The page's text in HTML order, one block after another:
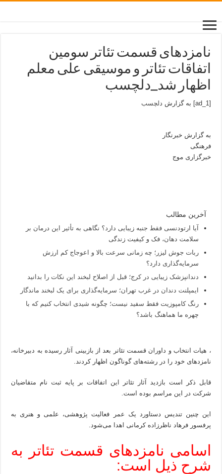
نامزدهای قسمت تئاتر سومین
اتفاقات تئاتر و موسیقی علی معلم
اظهار شد_دلچسب
[ad_1] به گزارش دلچسب
به گزارش خبرنگار
فرهنگی
خبرگزاری موج
آخرین مطالب
آیا ارتودنسی فقط جنبه زیبایی دارد؟ نگاهی به تأثیر این درمان بر
سلامت دهان، فک و کیفیت زندگی
ربات جوش لیزر؛ چه زمانی سرعت بالا و اعوجاج کم ارزش
سرمایه‌گذاری دارد؟
دندانپزشک زیبایی در کرج؛ قبل از اصلاح لبخند این نکات را بدانید
ایمپلنت دندان در غرب تهران؛ سرمایه‌گذاری برای یک لبخند ماندگار
رنگ کامپوزیت فقط سفید نیست؛ چگونه شیدی انتخاب کنیم که با
چهره ما هماهنگ باشد؟
، هیات انتخاب و داوران قسمت تئاتر بعد از بازبینی آثار رسیده به دبیرخانه،
نامزدهای خود را در رشته‌های گوناگون اظهار کردند.
قابل ذکر است بازدید آثار تئاتر این اتفاقات بر پایه ثبت نام متقاضیان
شرکت در این مراسم بوده است.
این چنین تندیس دستاورد یک عمر فعالیت پژوهشی، علمی و هنری به
پرفسور فرهاد ناظرزاده کرمانی اهدا می‌شود.
اسامی نامزدهای قسمت تئاتر به
شرح ذیل است: